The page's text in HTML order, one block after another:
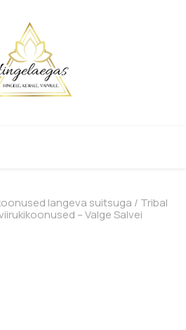
langeva suitsuga / Tribal
– Valge Salvei